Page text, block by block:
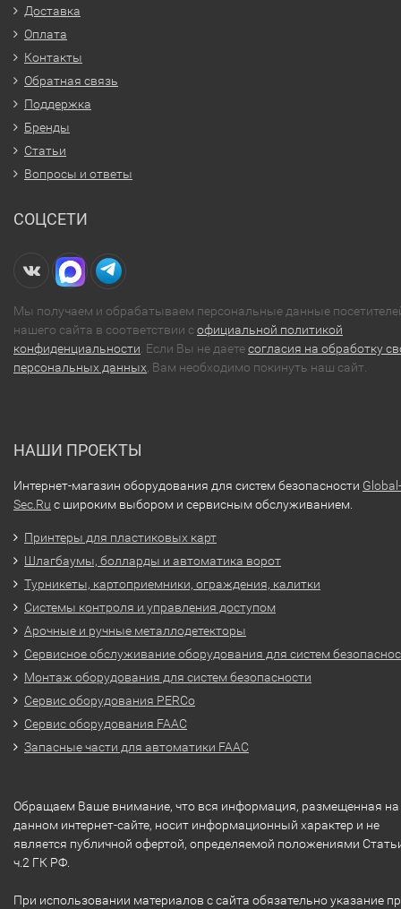
Доставка
Оплата
Контакты
Обратная связь
Поддержка
Бренды
Статьи
Вопросы и ответы
СОЦСЕТИ
Мы получаем и обрабатываем персональные данные
нашего сайта в соответствии софициальной политикой
конфиденциальности . Если Вы не даетесогласия на обработку
персональных данных , Вам необходимо покинуть наш сайт.
НАШИ ПРОЕКТЫ
Интернет-магазин оборудования для систем безопасности Global-
Sec.Ru с широким выбором и сервисным обслуживанием.
Принтеры для пластиковых карт
Шлагбаумы, болларды и автоматика ворот
Турникеты, картоприемники, ограждения, калитки
Системы контроля и управления доступом
Арочные и ручные металлодетекторы
Сервисное обслуживание оборудования для систем
Монтаж оборудования для систем безопасности
Сервис оборудования PERCo
Сервис оборудования FAAC
Запасные части для автоматики FAAC
Обращаем Ваше внимание, что вся информация, размещенная на
данном интернет-сайте, носит информационный характер и не
является публичной офертой, определяемой положениями
ч.2 ГК РФ.
При использовании материалов с сайта обязательно указание